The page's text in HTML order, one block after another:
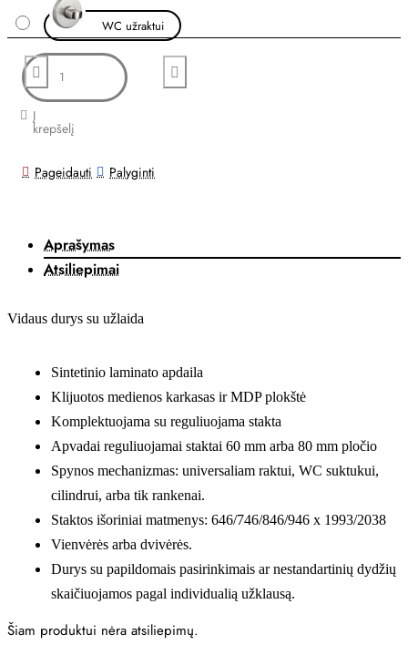
WC užraktui
Į
krepšelį
Pageidauti Palyginti
Aprašymas
Atsiliepimai
Vidaus durys su užlaida
Sintetinio laminato apdaila
Klijuotos medienos karkasas ir MDP plokštė
Komplektuojama su reguliuojama stakta
Apvadai reguliuojamai staktai 60 mm arba 80 mm pločio
Spynos mechanizmas: universaliam raktui, WC suktukui,
cilindrui, arba tik rankenai.
Staktos išoriniai matmenys: 646/746/846/946 x 1993/2038
Vienvėrės arba dvivėrės.
Durys su papildomais pasirinkimais ar nestandartinių dydžių
skaičiuojamos pagal individualią užklausą.
Šiam produktui nėra atsiliepimų.